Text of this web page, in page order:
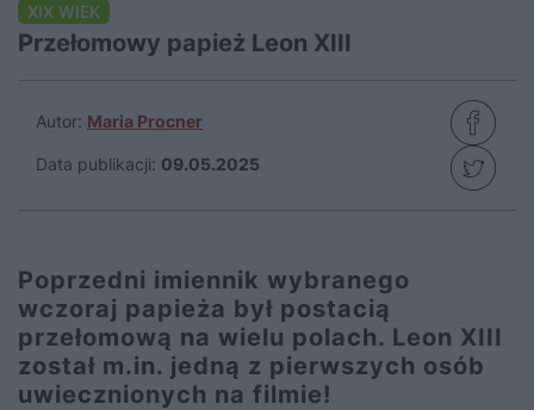
XIX WIEK
Przełomowy papież Leon XIII
Autor: Maria Procner
Data publikacji: 09.05.2025
Poprzedni imiennik wybranego
wczoraj papieża był postacią
przełomową na wielu polach. Leon XIII
został m.in. jedną z pierwszych osób
uwiecznionych na filmie!